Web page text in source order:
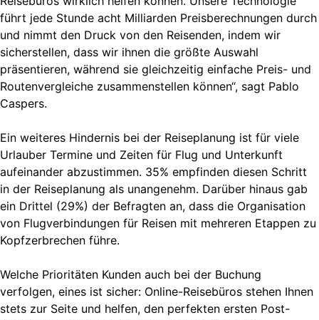
führt jede Stunde acht Milliarden Preisberechnungen durch
und nimmt den Druck von den Reisenden, indem wir
sicherstellen, dass wir ihnen die größte Auswahl
präsentieren, während sie gleichzeitig einfache Preis- und
Routenvergleiche zusammenstellen können“, sagt Pablo
Caspers.
Ein weiteres Hindernis bei der Reiseplanung ist für viele
Urlauber Termine und Zeiten für Flug und Unterkunft
aufeinander abzustimmen. 35% empfinden diesen Schritt
in der Reiseplanung als unangenehm. Darüber hinaus gab
ein Drittel (29%) der Befragten an, dass die Organisation
von Flugverbindungen für Reisen mit mehreren Etappen zu
Kopfzerbrechen führe.
Welche Prioritäten Kunden auch bei der Buchung
verfolgen, eines ist sicher: Online-Reisebüros stehen Ihnen
stets zur Seite und helfen, den perfekten ersten Post-